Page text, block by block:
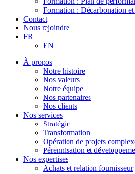
Formation : Décarbonation
Contact
Nous rejoindre
FR
EN
À propos
Notre histoire
Nos valeurs
Notre équipe
Nos partenaires
Nos clients
Nos services
Stratégie
Transformation
Opération de projets
Pérennisation et
Nos expertises
Achats et relation fournisseur